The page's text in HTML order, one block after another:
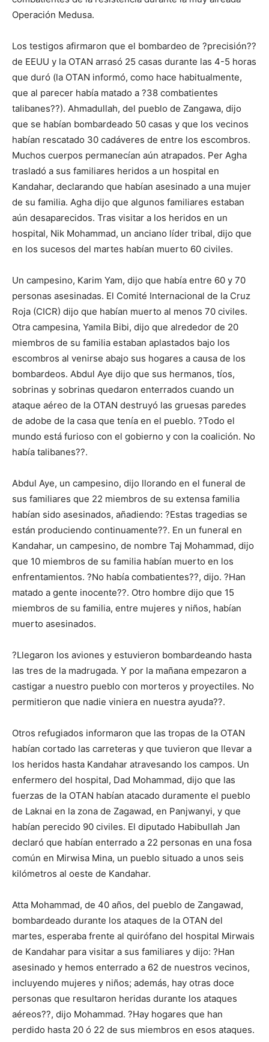
Operación Medusa.
Los testigos afirmaron que el bombardeo de ?precisión??
de EEUU y la OTAN arrasó 25 casas durante las 4-5 horas
que duró (la OTAN informó, como hace habitualmente,
que al parecer había matado a ?38 combatientes
talibanes??). Ahmadullah, del pueblo de Zangawa, dijo
que se habían bombardeado 50 casas y que los vecinos
habían rescatado 30 cadáveres de entre los escombros.
Muchos cuerpos permanecían aún atrapados. Per Agha
trasladó a sus familiares heridos a un hospital en
Kandahar, declarando que habían asesinado a una mujer
de su familia. Agha dijo que algunos familiares estaban
aún desaparecidos. Tras visitar a los heridos en un
hospital, Nik Mohammad, un anciano líder tribal, dijo que
en los sucesos del martes habían muerto 60 civiles.
Un campesino, Karim Yam, dijo que había entre 60 y 70
personas asesinadas. El Comité Internacional de la Cruz
Roja (CICR) dijo que habían muerto al menos 70 civiles.
Otra campesina, Yamila Bibi, dijo que alrededor de 20
miembros de su familia estaban aplastados bajo los
escombros al venirse abajo sus hogares a causa de los
bombardeos. Abdul Aye dijo que sus hermanos, tíos,
sobrinas y sobrinas quedaron enterrados cuando un
ataque aéreo de la OTAN destruyó las gruesas paredes
de adobe de la casa que tenía en el pueblo. ?Todo el
mundo está furioso con el gobierno y con la coalición. No
había talibanes??.
Abdul Aye, un campesino, dijo llorando en el funeral de
sus familiares que 22 miembros de su extensa familia
habían sido asesinados, añadiendo: ?Estas tragedias se
están produciendo continuamente??. En un funeral en
Kandahar, un campesino, de nombre Taj Mohammad, dijo
que 10 miembros de su familia habían muerto en los
enfrentamientos. ?No había combatientes??, dijo. ?Han
matado a gente inocente??. Otro hombre dijo que 15
miembros de su familia, entre mujeres y niños, habían
muerto asesinados.
?Llegaron los aviones y estuvieron bombardeando hasta
las tres de la madrugada. Y por la mañana empezaron a
castigar a nuestro pueblo con morteros y proyectiles. No
permitieron que nadie viniera en nuestra ayuda??.
Otros refugiados informaron que las tropas de la OTAN
habían cortado las carreteras y que tuvieron que llevar a
los heridos hasta Kandahar atravesando los campos. Un
enfermero del hospital, Dad Mohammad, dijo que las
fuerzas de la OTAN habían atacado duramente el pueblo
de Laknai en la zona de Zagawad, en Panjwanyi, y que
habían perecido 90 civiles. El diputado Habibullah Jan
declaró que habían enterrado a 22 personas en una fosa
común en Mirwisa Mina, un pueblo situado a unos seis
kilómetros al oeste de Kandahar.
Atta Mohammad, de 40 años, del pueblo de Zangawad,
bombardeado durante los ataques de la OTAN del
martes, esperaba frente al quirófano del hospital Mirwais
de Kandahar para visitar a sus familiares y dijo: ?Han
asesinado y hemos enterrado a 62 de nuestros vecinos,
incluyendo mujeres y niños; además, hay otras doce
personas que resultaron heridas durante los ataques
aéreos??, dijo Mohammad. ?Hay hogares que han
perdido hasta 20 ó 22 de sus miembros en esos ataques.